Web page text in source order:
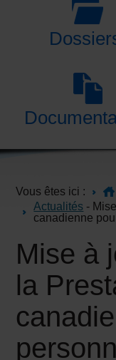
Vous êtes ici :
Actualités -
canadienne
Mise à
la